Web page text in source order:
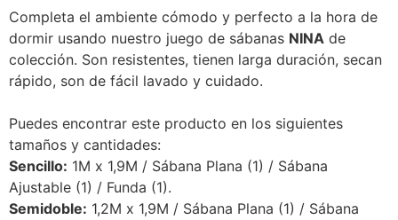
Completa el ambiente cómodo y perfecto a la hora de
dormir usando nuestro juego de sábanas NINA de
colección. Son resistentes, tienen larga duración, secan
rápido, son de fácil lavado y cuidado.
Puedes encontrar este producto en los siguientes
tamaños y cantidades:
Sencillo: 1M x 1,9M / Sábana Plana (1) / Sábana
Ajustable (1) / Funda (1).
Semidoble: 1,2M x 1,9M / Sábana Plana (1) / Sábana